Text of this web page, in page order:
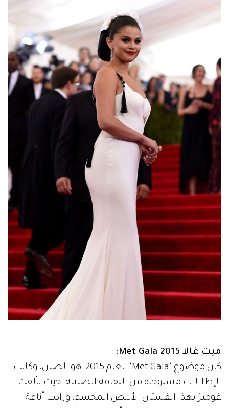
ميت غالا Met Gala 2015:
كان موضوع "Met Gala"، لعام 2015، هو الصين، وكانت
الإطلالات مستوحاة من الثقافة الصينية، حيث تألقت
غوميز بهذا الفستان الأبيض المجسم، وزادت أناقة